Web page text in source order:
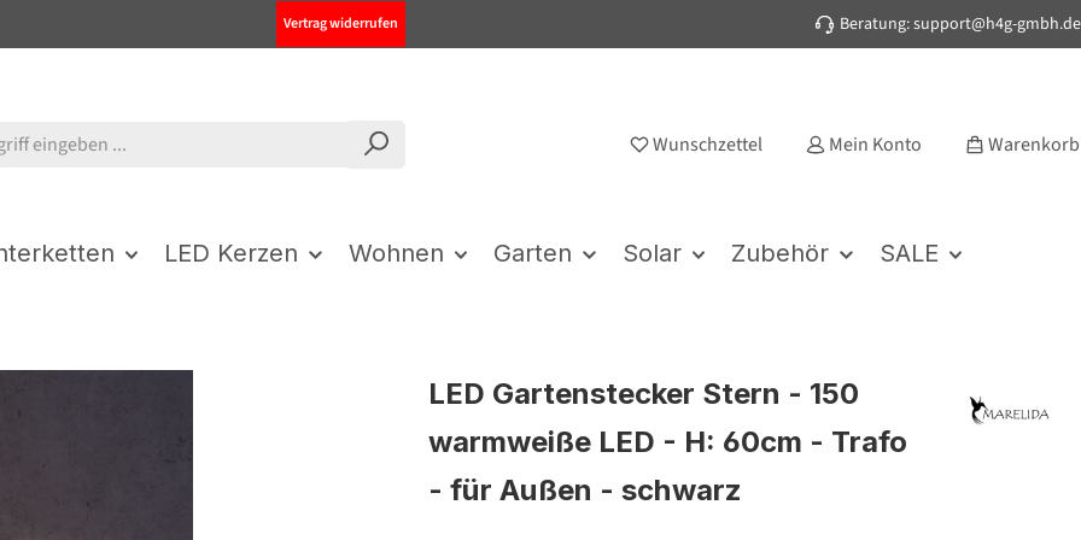
Vertrag widerrufen Beratung: support@h4g-gmbh.de
Wunschzettel Mein Konto Warenkorb
LED Kerzen Wohnen Garten Solar Zubehör SALE
LED Gartenstecker Stern - 150
warmweiße LED - H: 60cm - Trafo
- für Außen - schwarz